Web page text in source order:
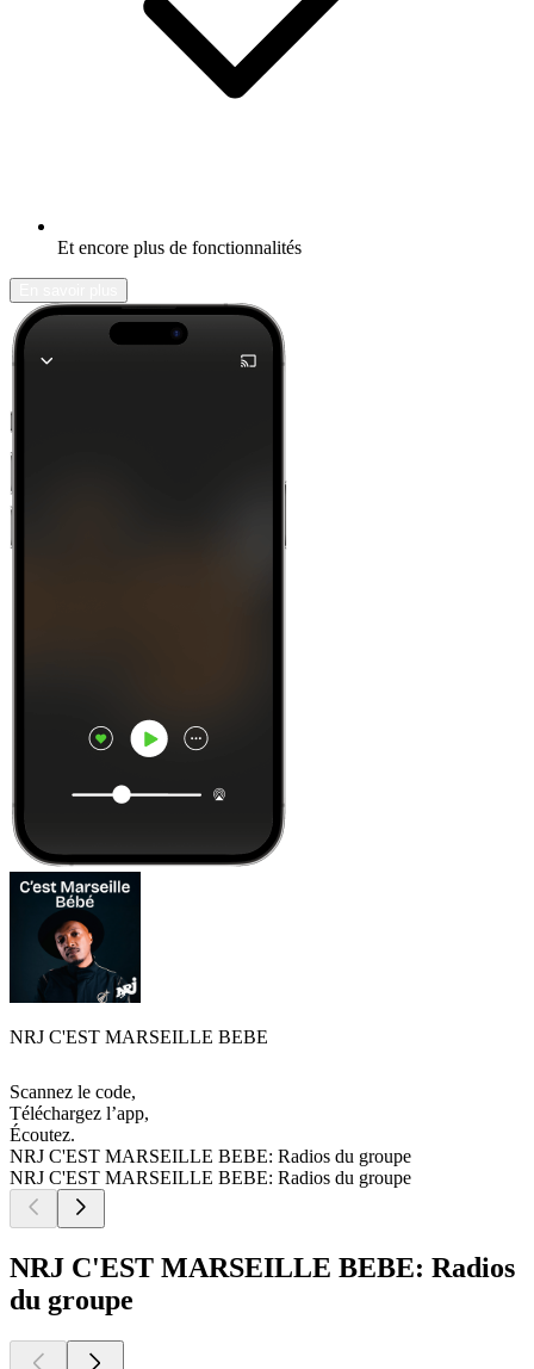
Et encore plus de fonctionnalités
NRJ C'EST MARSEILLE BEBE
Scannez le code,
Téléchargez l’app,
Écoutez.
NRJ C'EST MARSEILLE BEBE: Radios du groupe
NRJ C'EST MARSEILLE BEBE: Radios du groupe
NRJ C'EST MARSEILLE BEBE: Radios
du groupe